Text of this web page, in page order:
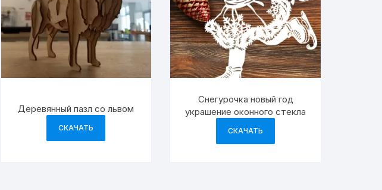
Деревянный пазл со львом
СКАЧАТЬ
Снегурочка новый год
украшение оконного стекла
СКАЧАТЬ